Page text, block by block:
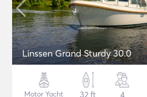
Linssen Grand Sturdy 30.0
Motor Yacht
32 ft
4